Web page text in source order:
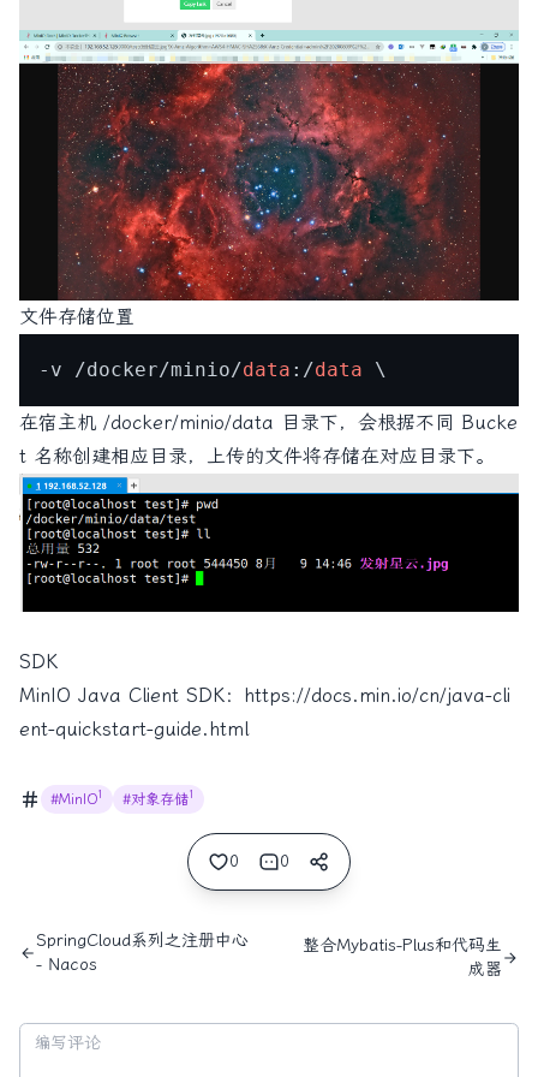
文件存储位置
-v /docker/minio/data :/data \
在宿主机 /docker/minio/data 目录下，会根据不同 Bucke
t 名称创建相应目录，上传的文件将存储在对应目录下。
SDK
MinIO Java Client SDK：
https://docs.min.io/cn/java-cli
ent-quickstart-guide.html
#MinIO1 #对象存储1
0 0
SpringCloud系列之注册中心
- Nacos
整合Mybatis-Plus和代码生
成器